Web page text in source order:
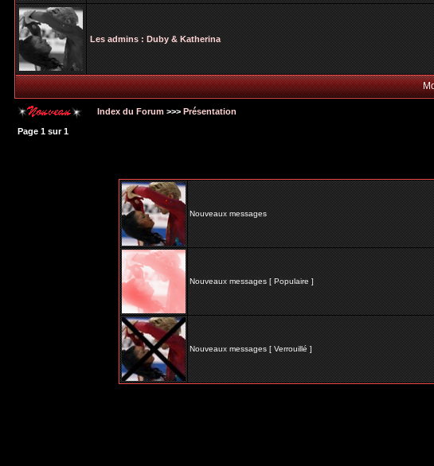
Les admins : Duby & Katherina
Index du Forum >>> Présentation
Page 1 sur1
Nouveaux messages
Nouveaux messages [ Populaire ]
Nouveaux messages [ Verrouillé ]